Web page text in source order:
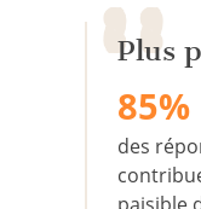
Plus
85%
des
paisible